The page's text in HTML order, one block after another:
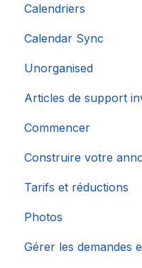
Calendriers
Calendar Sync
Importation de
Unorganised
Articles de support
Commencer
Construire votre
Tarifs et réductions
Photos
Gérer les demandes